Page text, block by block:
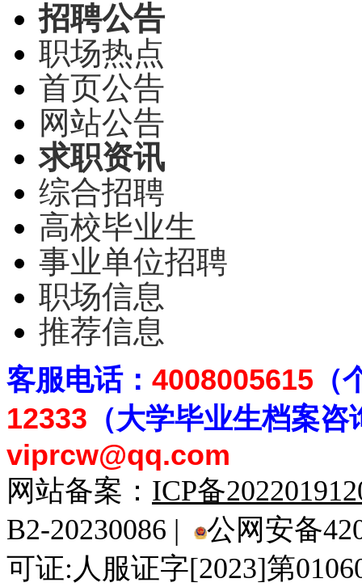
招聘公告
职场热点
首页公告
网站公告
求职资讯
综合招聘
高校毕业生
事业单位招聘
职场信息
推荐信息
客服电话： 4008005615
12333 （大学毕业生档案咨
viprcw@qq.com
网站备案： ICP备
B2-20230086 |
公网安备
可证:人服证字[2023]第